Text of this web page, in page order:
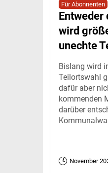
Für Abonnenten
Entweder
wird
unechte
Bislang wird
Teilortswahl
dafür aber
kommenden
darüber
November